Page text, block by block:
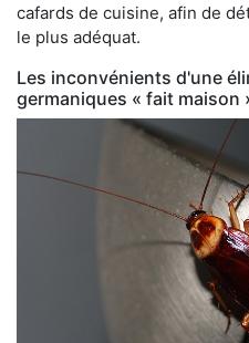
cafards de cuisine, afin de
le plus adéquat.
Les inconvénients d'une
germaniques « fait maison